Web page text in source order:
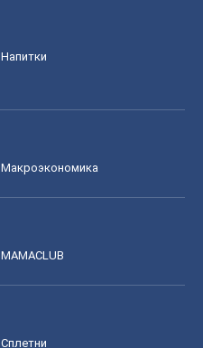
Напитки
Mакроэкономика
MAMACLUB
Сплетни